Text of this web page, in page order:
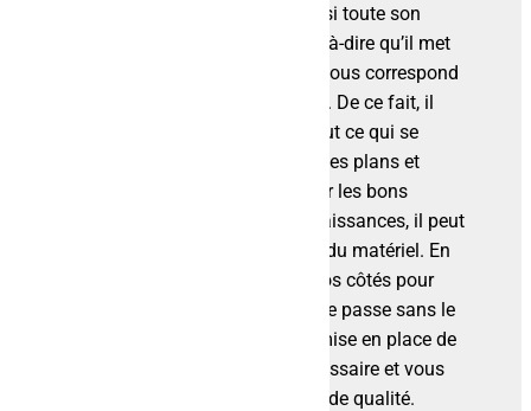
, il met aussi toute son
expertise dans son travail. C’est-à-dire qu’il met
en place un véritable projet qui vous correspond
et qui correspond à vos attentes. De ce fait, il
gère l’installation, mais aussi tout ce qui se
passe avant et après. Il prévoit des plans et
configure les lieux afin de choisir les bons
équipements. Grâce à ses connaissances, il peut
aussi assurer une maintenance du matériel. En
conclusion, Alpha Audio est à vos côtés pour
s’assurer que votre évènement se passe sans le
moindre problème. Il assure la mise en place de
tout le matériel audiovisuel nécessaire et vous
permet de garantir un spectacle de qualité.